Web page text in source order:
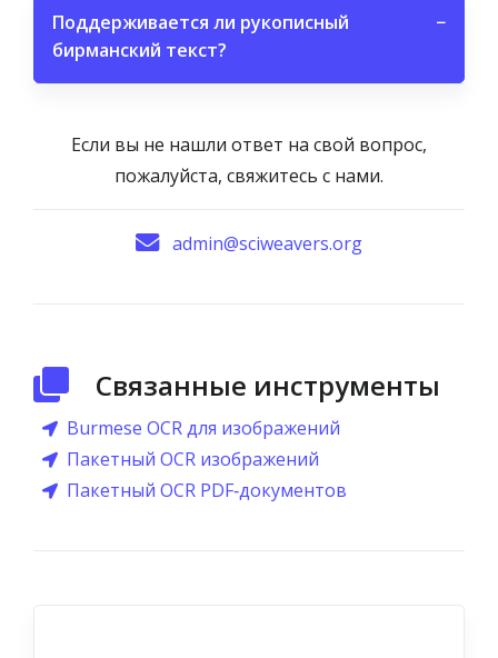
Поддерживается ли рукописный
бирманский текст?
−
Если вы не нашли ответ на свой вопрос,
пожалуйста, свяжитесь с нами.
admin@sciweavers.org
Связанные инструменты
Burmese OCR для изображений
Пакетный OCR изображений
Пакетный OCR PDF‑документов